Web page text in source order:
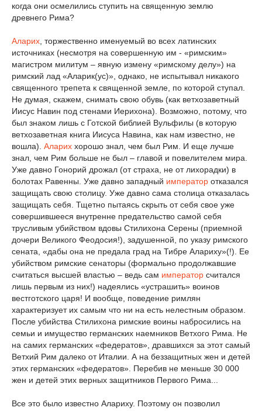
когда они осмелились ступить на священную землю
древнего Рима?
Аларих , торжественно именуемый во всех латинских
источниках (несмотря на совершенную им - «римским»
магистром милитум – явную измену «римскому делу») на
римский лад «Аларик(ус)», однако, не испытывал никакого
священного трепета к священной земле, по которой ступал.
Не думая, скажем, снимать свою обувь (как ветхозаветный
Иисус Навин под стенами Иерихона). Возможно, потому, что
был знаком лишь с Готской библией Вульфилы (в которую
ветхозаветная книга Иисуса Навина, как нам известно, не
вошла). Аларих хорошо знал, чем был Рим. И еще лучше
знал, чем Рим больше не был – главой и повелителем мира.
Уже давно Гонорий дрожал (от страха, не от лихорадки) в
болотах Равенны. Уже давно западный император отказался
защищать свою столицу. Уже давно сама столица отказалась
защищать себя. Тщетно пытаясь скрыть от себя свое уже
совершившееся внутренне предательство самой себя
трусливым убийством вдовы Стилихона Серены (приемной
дочери Великого Феодосия!), задушенной, по указу римского
сената, «дабы она не предала град на Тибре Алариху»(!). Ее
убийством римские сенаторы (формально продолжавшие
считаться высшей властью – ведь сам император считался
лишь первым из них!) надеялись «устрашить» воинов
вестготского царя! И вообще, поведение римлян
характеризует их самым что ни на есть нелестным образом.
После убийства Стилихона римские воины набросились на
семьи и имущество германских наемников Ветхого Рима. Не
на самих германских «федератов», дравшихся за этот самый
Ветхий Рим далеко от Италии. А на беззащитных жен и детей
этих германских «федератов». Перебив не меньше 30 000
жен и детей этих верных защитников Первого Рима...
Все это было известно Алариху. Поэтому он позволил